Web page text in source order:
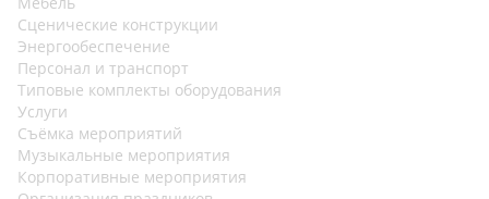
Сценические конструкции
Энергообеспечение
Персонал и транспорт
Типовые комплекты оборудования
Услуги
Съёмка мероприятий
Музыкальные мероприятия
Корпоративные мероприятия